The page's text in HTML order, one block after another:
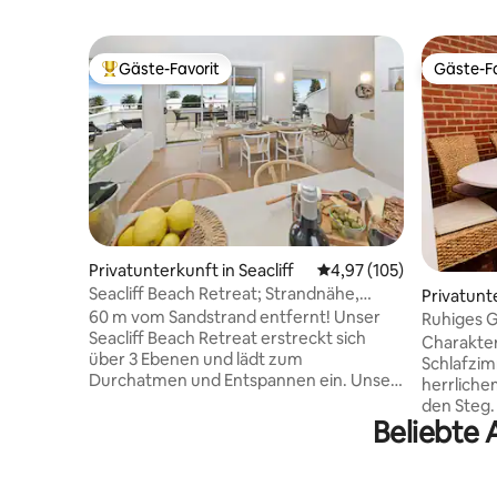
Beliebter Gäste-Favorit.
Gäste-Favorit
Privatunterkunft in Seacliff Durchschnittliche
4,97 (105)
Seacliff Beach Retreat; Strandnähe,
Designer, 3 Schlafzimmer
60 m vom Sandstrand entfernt! Unser
Seacliff Beach Retreat erstreckt sich
über 3 Ebenen und lädt zum
Durchatmen und Entspannen ein. Unser
erwartet dich mit einem ästhetischen
Design, einem maritimen, nachhaltigen,
Gäste-
Gäste-
Ruhiges
den Steg. Ein entspannendes Zuhause
mit
Beliebte